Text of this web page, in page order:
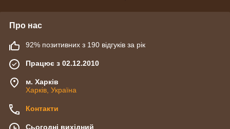
Про нас
92% позитивних з 190 відгуків за рік
Працює з 02.12.2010
м. Харків
Харків, Україна
Контакти
Сьогодні вихідний